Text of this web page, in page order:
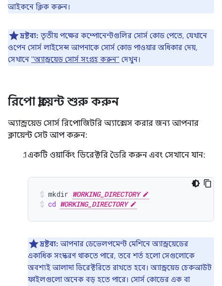
আইকনে ক্লিক করুন।
দ্রষ্টব্য: তৃতীয় পক্ষের কম্পোনেন্টগুলির সোর্স কোড পেতে, যেখানে
ওপেন সোর্স লাইসেন্স আপনাকে সোর্স কোড পাওয়ার অধিকার দেয়,
সেখানে "অ্যান্ড্রয়েড সোর্স সংগ্রহ করুন" দেখুন।
রিপো ক্লায়েন্ট শুরু করুন
অ্যান্ড্রয়েড সোর্স রিপোজিটরি অ্যাক্সেস করার জন্য আপনার
ক্লায়েন্ট সেট আপ করুন:
একটি ওয়ার্কিং ডিরেক্টরি তৈরি করুন এবং সেখানে যান:
mkdir WORKING_DIRECTORY
cd WORKING_DIRECTORY
দ্রষ্টব্য: আপনার ডেভেলপমেন্ট মেশিনে অ্যান্ড্রয়েডের
একাধিক সংস্করণ থাকতে পারে, তবে শর্ত হলো সেগুলোকে
অবশ্যই আলাদা ডিরেক্টরিতে রাখতে হবে। অ্যান্ড্রয়েড চেকআউট
ফাইলগুলো অনেক বড় হতে পারে। সোর্স কোডের এক বা